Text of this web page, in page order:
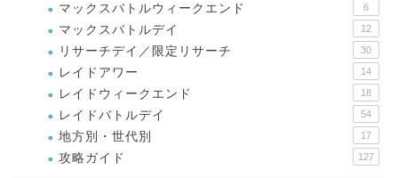
マックスバトルウィークエンド 6
マックスバトルデイ 12
リサーチデイ／限定リサーチ 30
レイドアワー 14
レイドウィークエンド 18
レイドバトルデイ 54
地方別・世代別 17
攻略ガイド 127